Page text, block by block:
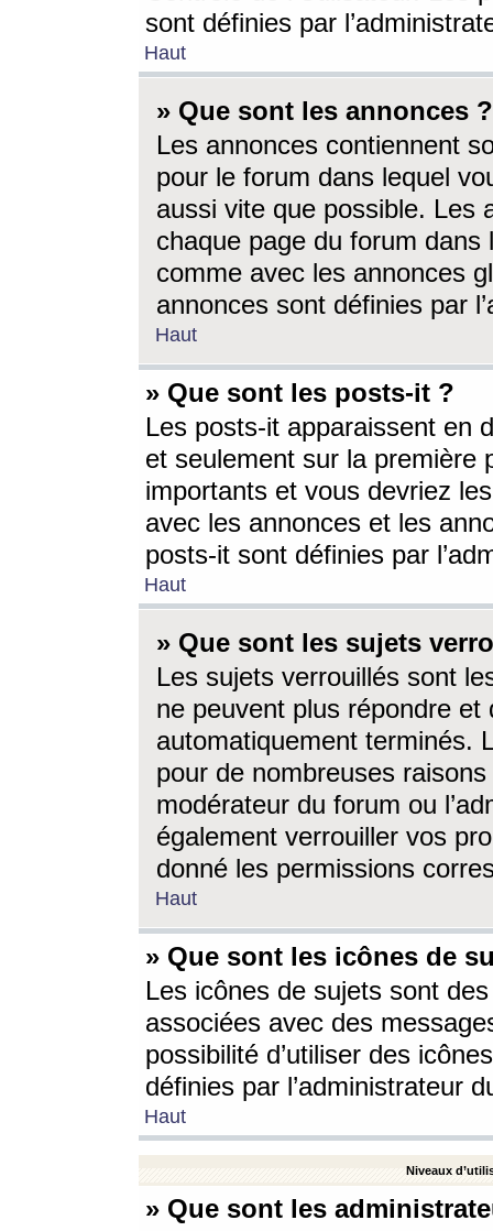
sont définies par
Haut
» Que sont les annonces ?
Les annonces contiennent
pour le forum dans lequel
aussi vite que possible. Les
chaque page du forum dans
comme avec les annonces
annonces sont définies par
Haut
» Que sont les posts-it ?
Les posts-it apparaissent en
et seulement sur la première
importants et vous devriez
avec les annonces et les
posts-it sont définies par
Haut
» Que sont les sujets
Les sujets verrouillés sont
ne peuvent plus répondre
automatiquement terminés.
pour de nombreuses
modérateur du forum ou
également verrouiller vos
donné les permissions
Haut
» Que sont les icônes de
Les icônes de sujets sont
associées avec des
possibilité d’utiliser des
définies par l’administrateur
Haut
Niveaux
» Que sont les